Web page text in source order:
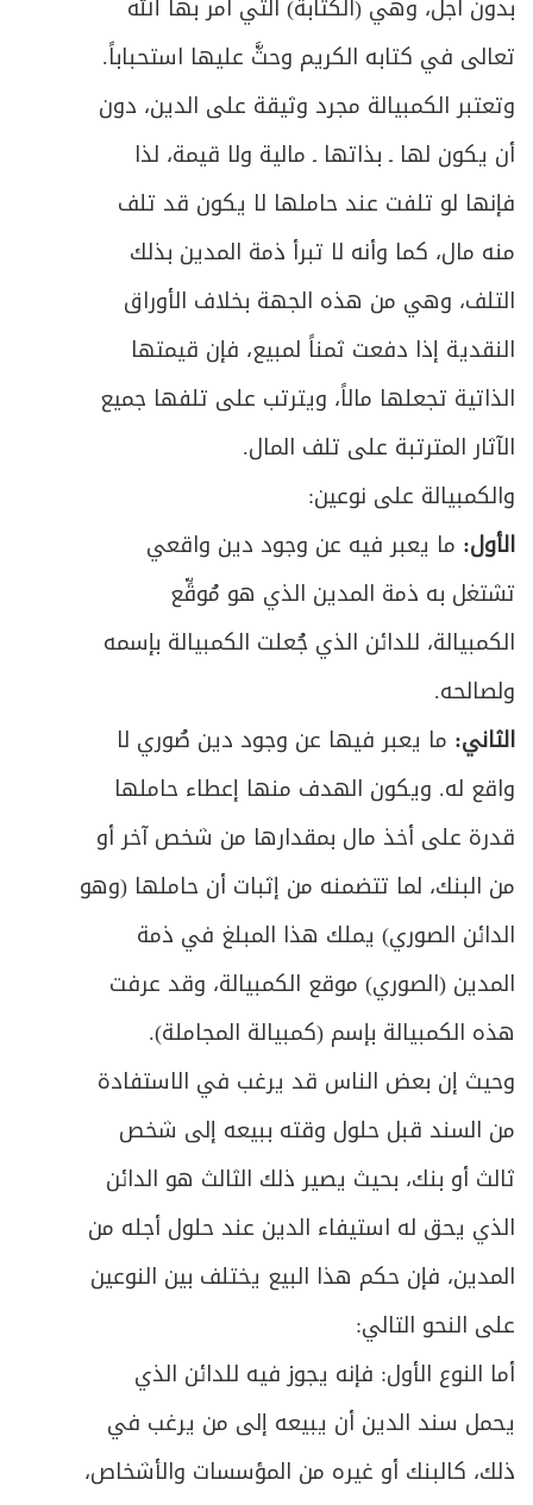
بدون أجل، وهي (الكتابة) التي أمر بها الله
تعالى في كتابه الكريم وحثَّ عليها استحباباً.
وتعتبر الكمبيالة مجرد وثيقة على الدين، دون
أن يكون لها ـ بذاتها ـ مالية ولا قيمة، لذا
فإنها لو تلفت عند حاملها لا يكون قد تلف
منه مال، كما وأنه لا تبرأ ذمة المدين بذلك
التلف، وهي من هذه الجهة بخلاف الأوراق
النقدية إذا دفعت ثمناً لمبيع، فإن قيمتها
الذاتية تجعلها مالاً، ويترتب على تلفها جميع
الآثار المترتبة على تلف المال.
والكمبيالة على نوعين:
الأول: ما يعبر فيه عن وجود دين واقعي
تشتغل به ذمة المدين الذي هو مُوقِّع
الكمبيالة، للدائن الذي جُعلت الكمبيالة بإسمه
ولصالحه.
الثاني: ما يعبر فيها عن وجود دين صُوري لا
واقع له. ويكون الهدف منها إعطاء حاملها
قدرة على أخذ مال بمقدارها من شخص آخر أو
من البنك، لما تتضمنه من إثبات أن حاملها (وهو
الدائن الصوري) يملك هذا المبلغ في ذمة
المدين (الصوري) موقع الكمبيالة، وقد عرفت
هذه الكمبيالة بإسم (كمبيالة المجاملة).
وحيث إن بعض الناس قد يرغب في الاستفادة
من السند قبل حلول وقته ببيعه إلى شخص
ثالث أو بنك، بحيث يصير ذلك الثالث هو الدائن
الذي يحق له استيفاء الدين عند حلول أجله من
المدين، فإن حكم هذا البيع يختلف بين النوعين
على النحو التالي:
أما النوع الأول: فإنه يجوز فيه للدائن الذي
يحمل سند الدين أن يبيعه إلى من يرغب في
ذلك، كالبنك أو غيره من المؤسسات والأشخاص،
465 المبحث الثاني: في أهلية المتعاقدين
ص472 المبحث الثالث: في أحكام البطلان والفسخ
491 الفصل الثالث: في آثار الزواج
ص
493 المبحث الأول: في المهر وأحكامه
ص
505 المبحث الثاني: في نفقة الزوجة
516 المبحث الثالث: في حق الاستمتاع
ص
530 المبحث الرابع: في التحكيم في الشقاق
533
ص
580 الفصل الرابع: في خصائص الزواج المؤقت
ص591 الباب الثاني: في الطلاق
595
ص
597 المبحث الأول: في شروط الطلاق والأقسام
ص
610 المبحث الثاني: في أحكام تعدد الطلاق
615 المبحث الثالث: في أحكام العدة
ص
627 المبحث الرابع: في أحكام المفقود زوجها
ص
634 المبحث الخامس: في أحكام عامة/ الطلاق
637 الفصل الثاني في الخلع والمباراة
ص
639 المبحث الأول: في الخلع
645 المبحث الثاني: في المباراة
ص
656 الباب الثالث: في الميراث
659
الفصل الأول: في موجبات الإرث وأقسام الوارث
وشروطه
ص
661 المبحث الأول: في موجبات الإرث وطبقات الوارث